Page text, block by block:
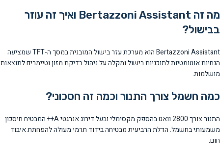
מה זה Bertazzoni Assistant ואיך זה עוזר
בבישול?
Bertazzoni Assistant הוא מערכת עזר בישול המובנית במסך ה-TFT שמציעה
הנחיות אוטומטיות לתוכניות בישול ומקלה על ניהול בדיקת מזון וטיימרים לתוצאות
מושלמות.
כמה חשמל צורך התנור וכמה זה חסכוני?
התנור צורך 2800 וואט בהספק מקסימלי ובעל דירוג אנרגטי A++ המבטיח חיסכון
משמעותי בחשמל. הדלת הרביעית מבטיחה בידוד תרמי מעולה להפחתת איבוד
חום.